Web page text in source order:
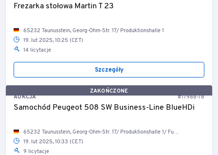
Frezarka stołowa Martin T 23
65232 Taunusstein, Georg-Ohm-Str. 17/ Produktionshalle 1
19. lut 2025, 10:25 (CET)
14 licytacje
Szczegóły
ZAKOŃCZONE
AUKCJA
#17988-78
Samochód Peugeot 508 SW Business-Line BlueHDi
65232 Taunusstein, Georg-Ohm-Str. 17/ Produktionshalle 1/ Fuhrpark
19. lut 2025, 10:33 (CET)
9 licytacje